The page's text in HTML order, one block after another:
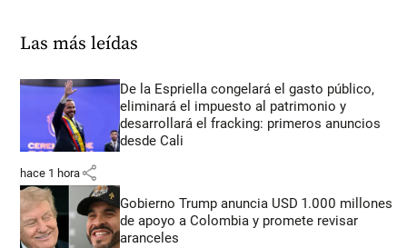
Las más leídas
De la Espriella congelará el gasto público,
eliminará el impuesto al patrimonio y
desarrollará el fracking: primeros anuncios
desde Cali
hace 1 hora share
Gobierno Trump anuncia USD 1.000 millones
de apoyo a Colombia y promete revisar
aranceles